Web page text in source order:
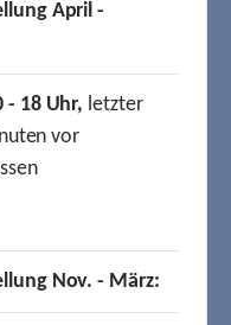
April -
- 18 Uhr, letzter
vor
Nov. - März: